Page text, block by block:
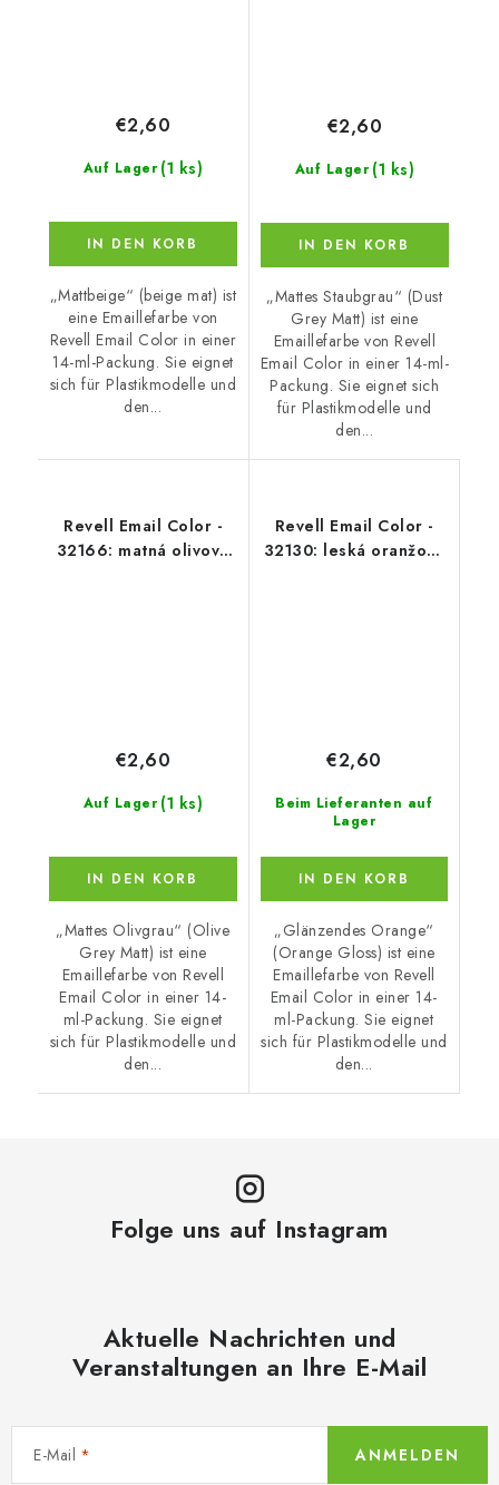
Auf Lager (1 ks)
€2,60
IN DEN KORB
„Mattbeige“ (beige mat) ist
eine Emaillefarbe von
Revell Email Color in einer
14-ml-Packung. Sie eignet
sich für Plastikmodelle und
den...
Auf Lager (1 ks)
€2,60
IN DEN KORB
„Mattes Staubgrau“ (Dust
Grey Matt) ist eine
Emaillefarbe von Revell
Email Color in einer 14-ml-
Packung. Sie eignet sich
für Plastikmodelle und
den...
Revell Email Color -
32166: matná olivově
Auf Lager (1 ks)
€2,60
IN DEN KORB
„Mattes Olivgrau“ (Olive
Grey Matt) ist eine
Emaillefarbe von Revell
Email Color in einer 14-
ml-Packung. Sie eignet
sich für Plastikmodelle und
den...
Revell Email Color -
32130: leská oranžová
Beim Lieferanten auf
Lager
€2,60
IN DEN KORB
„Glänzendes Orange“
(Orange Gloss) ist eine
Emaillefarbe von Revell
Email Color in einer 14-
ml-Packung. Sie eignet
sich für Plastikmodelle und
den...
Folge uns auf Instagram
Aktuelle Nachrichten und
Veranstaltungen an Ihre E-Mail
E-Mail ANMELDEN